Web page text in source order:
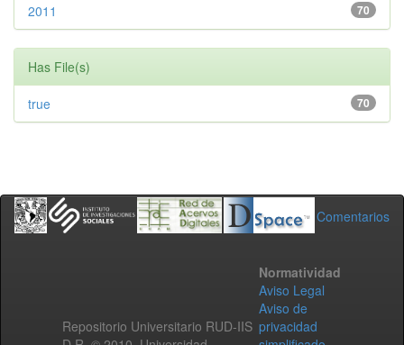
70
2011
Has File(s)
70
true
Comentarios
Repositorio Universitario RUD-IIS
Normatividad
Aviso Legal
Aviso de
privacidad